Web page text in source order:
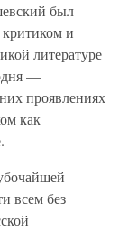
был
и
литературе
—
проявлениях
как
всем без